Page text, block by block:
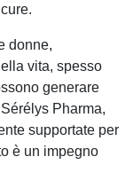
donne,
vita, spesso
generare
Pharma,
supportate per
è un impegno